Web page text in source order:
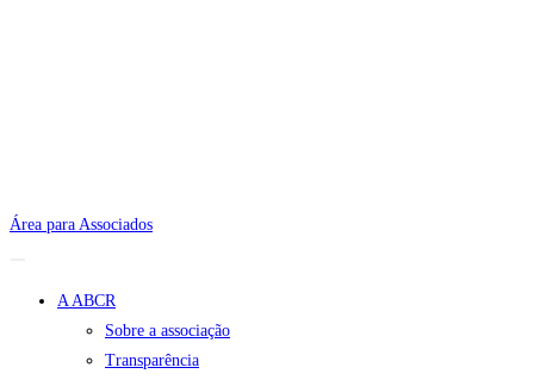
Área para Associados
A ABCR
Sobre a associação
Transparência